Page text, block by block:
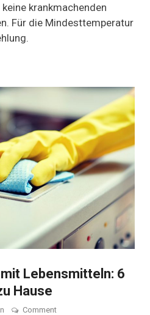
viel
sollten
entstehen
krankmachenden
Für die Mindesttemperatur
Lebensmitteln: 6
Hause
Commenton